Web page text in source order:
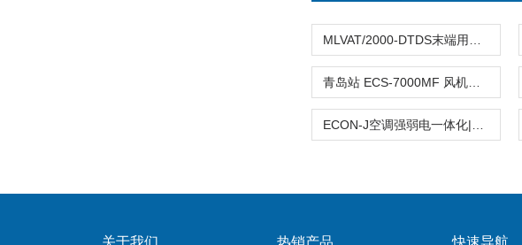
关于我们 热销产品 快速导航